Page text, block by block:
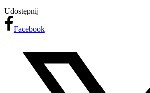
Udostępnij
Facebook